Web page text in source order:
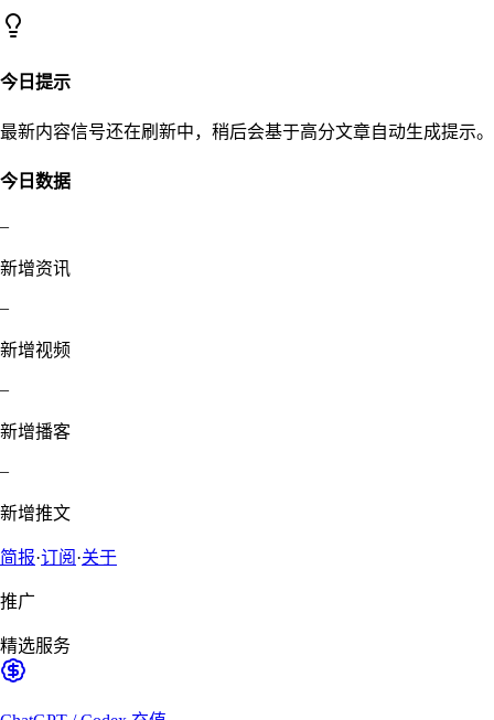
今日提示
最新内容信号还在刷新中，稍后会基于高分文章自动生成提示。
今日数据
–
新增资讯
–
新增视频
–
新增播客
–
新增推文
简报·订阅 ·关于
推广
精选服务